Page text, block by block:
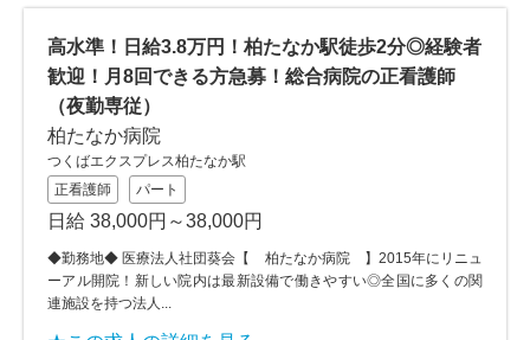
高水準！日給3.8万円！柏たなか駅徒歩2分◎経験者
歓迎！月8回できる方急募！総合病院の正看護師
（夜勤専従）
柏たなか病院
つくばエクスプレス柏たなか駅
正看護師
パート
日給 38,000円～38,000円
◆勤務地◆ 医療法人社団葵会【 柏たなか病院 】2015年にリニュ
ーアル開院！新しい院内は最新設備で働きやすい◎全国に多くの関
連施設を持つ法人...